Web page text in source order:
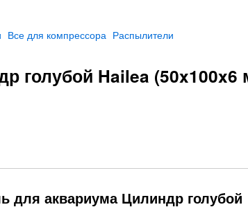
Все для компрессора Распылители
голубой Hailea (50x100x6
для аквариума Цилиндр голубой